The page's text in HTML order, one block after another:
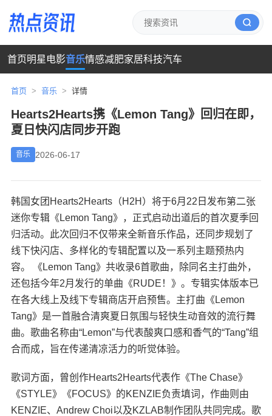
首页明星 电影音乐情感减肥家居科技汽车
首页 > 音乐 > 详情
Hearts2Hearts携《Lemon Tang》回归在即，
夏日快闪店同步开跑
音乐 2026-06-17
韩国女团Hearts2Hearts（H2H）将于6月22日发布第二张
迷你专辑《Lemon Tang》，正式启动出道后的首次夏季回
归活动。此次回归不仅带来全新音乐作品，还同步规划了
线下快闪店、多样化的专辑配置以及一系列主题预热内
容。 《Lemon Tang》共收录6首歌曲，除同名主打曲外，
还包括今年2月发行的单曲《RUDE！》。专辑实体版本已
在各大线上及线下专辑商店开启预售。主打曲《Lemon
Tang》是一首融合清爽夏日氛围与轻快生动音效的流行舞
曲。歌曲名称由“Lemon”与代表酸爽口感和香气的“Tang”组
合而成，旨在传递清凉活力的听觉体验。
歌词方面，曾创作Hearts2Hearts代表作《The Chase》
《STYLE》《FOCUS》的KENZIE负责填词，作曲则由
KENZIE、Andrew Choi以及KZLAB制作团队共同完成。歌